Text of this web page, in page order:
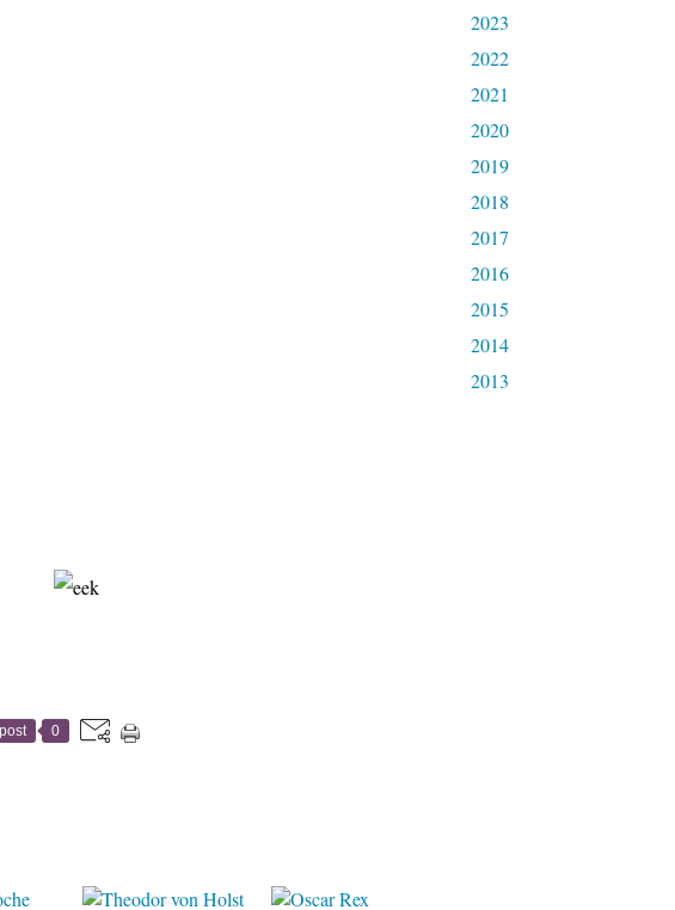
0
2023
2022
2021
2020
2019
2018
2017
2016
2015
2014
2013